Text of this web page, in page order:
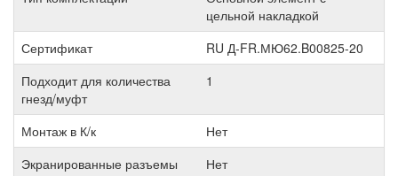
цельной накладкой
Сертификат
RU Д-FR.МЮ62.B00825-20
Подходит для количества
гнезд/муфт
1
Монтаж в К/к
Нет
Экранированные разъемы
Нет